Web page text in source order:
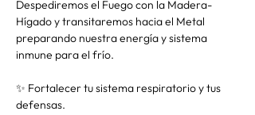
Despediremos el Fuego con la Madera-
Hígado y transitaremos hacia el Metal
preparando nuestra energía y sistema
inmune para el frío.
✨ Fortalecer tu sistema respiratorio y tus
defensas.